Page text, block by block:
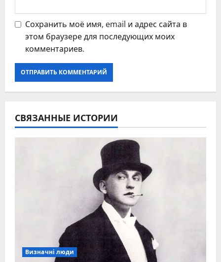
Сохранить моё имя, email и адрес сайта в
этом браузере для последующих моих
комментариев.
СВЯЗАННЫЕ ИСТОРИИ
Визначні люди